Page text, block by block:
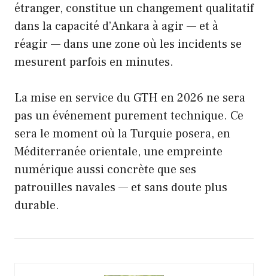
étranger, constitue un changement qualitatif
dans la capacité d’Ankara à agir — et à
réagir — dans une zone où les incidents se
mesurent parfois en minutes.
La mise en service du GTH en 2026 ne sera
pas un événement purement technique. Ce
sera le moment où la Turquie posera, en
Méditerranée orientale, une empreinte
numérique aussi concrète que ses
patrouilles navales — et sans doute plus
durable.